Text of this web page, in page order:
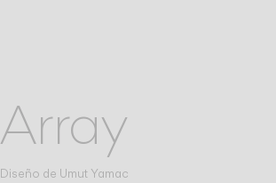
Array
Diseño de Umut Yamac